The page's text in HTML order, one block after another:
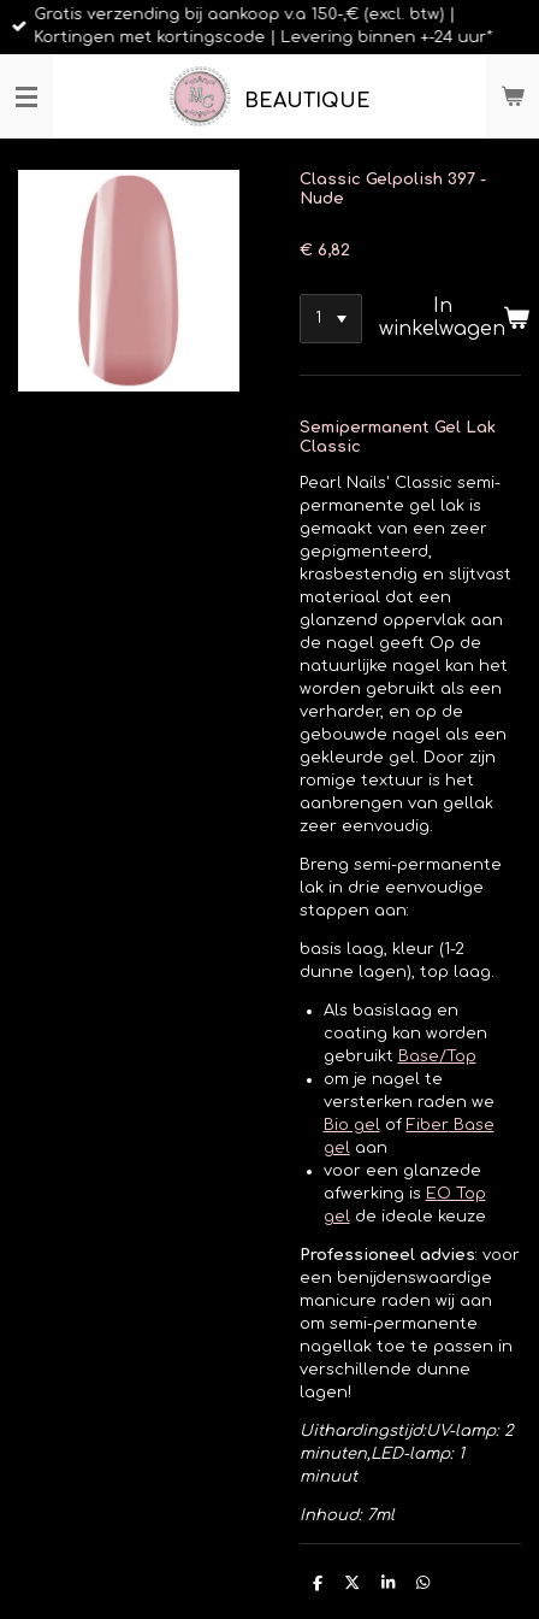
Ga
direct
de
BEAUTIQUE
Gratis verzending bij aankoop v.a 150-,€ (excl. btw) |
Kortingen met kortingscode | Levering binnen +-24 uur*
Classic Gelpolish 397 -
Nude
€ 6,82
In
winkelwagen
Semipermanent Gel Lak
Classic
Pearl Nails' Classic semi-
permanente gel lak is
gemaakt van een zeer
gepigmenteerd,
krasbestendig en slijtvast
materiaal dat een
glanzend oppervlak aan
de nagel geeft Op de
natuurlijke nagel kan het
worden gebruikt als een
verharder, en op de
gebouwde nagel als een
gekleurde gel. Door zijn
romige textuur is het
aanbrengen van gellak
zeer eenvoudig.
Breng semi-permanente
lak in drie eenvoudige
stappen aan:
basis laag, kleur (1-2
dunne lagen), top laag.
Als basislaag en
coating kan worden
gebruikt Base/Top
om je nagel te
versterken raden we
Bio gel of FiberBase
gel aan
voor een glanzede
afwerking is EO Top
gel de ideale keuze
Professioneel advies: voor
een benijdenswaardige
manicure raden wij aan
om semi-permanente
nagellak toe te passen in
verschillende dunne
lagen!
Uithardingstijd:UV-lamp: 2
minuten,LED-lamp: 1
minuut
Inhoud: 7ml
D
D
S
D